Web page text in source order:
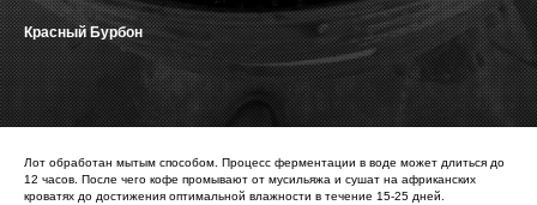
Красный Бурбон
Лот обработан мытым способом. Процесс ферментации в воде может длиться до
12 часов. После чего кофе промывают от мусильяжа и сушат на африканских
кроватях до достижения оптимальной влажности в течение 15-25 дней.